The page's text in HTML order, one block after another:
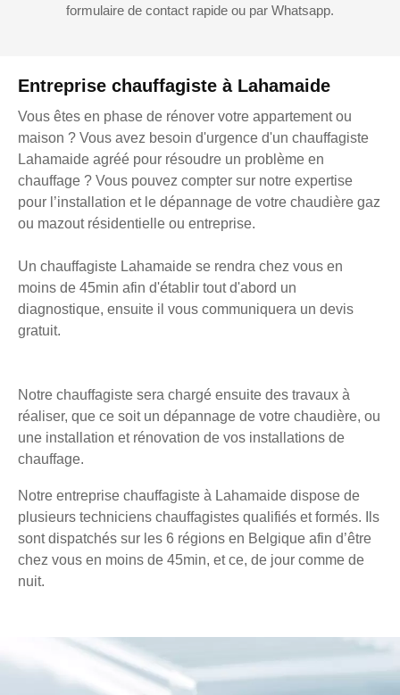
Entreprise chauffagiste à Lahamaide
Vous êtes en phase de rénover votre appartement ou
maison ? Vous avez besoin d'urgence d'un chauffagiste
Lahamaide agréé pour résoudre un problème en
chauffage ? Vous pouvez compter sur notre expertise
pour l’installation et le dépannage de votre chaudière gaz
ou mazout résidentielle ou entreprise.
Un chauffagiste Lahamaide se rendra chez vous en
moins de 45min afin d'établir tout d'abord un
diagnostique, ensuite il vous communiquera un devis
gratuit.
Notre chauffagiste sera chargé ensuite des travaux à
réaliser, que ce soit un dépannage de votre chaudière, ou
une installation et rénovation de vos installations de
chauffage.
Notre entreprise chauffagiste à Lahamaide dispose de
plusieurs techniciens chauffagistes qualifiés et formés. Ils
sont dispatchés sur les 6 régions en Belgique afin d’être
chez vous en moins de 45min, et ce, de jour comme de
nuit.
formulaire de contact rapide ou par Whatsapp.